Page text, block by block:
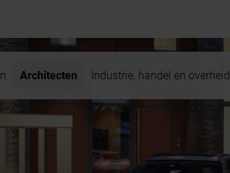
Architecten Industrie, handel en overheid